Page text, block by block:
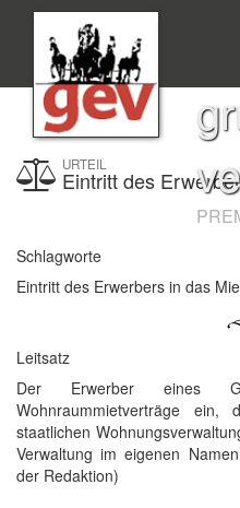
URTEIL
Eintritt des
Schlagworte
Eintritt des Erwerbers in das
Leitsatz
Der Erwerber eines
Wohnraummietverträge ein,
staatlichen
Verwaltung im eigenen
der Redaktion)